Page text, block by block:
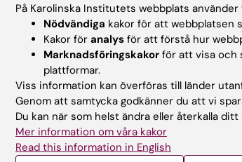
Dr Beatrice Kennedy
Uppsala Universitet
Institutionen för Medicinska
Molekylär Epidemiologi
Tags
Doktorand Öron-
På Karolinska Institutets webbplats
Nödvändiga kakor för att webbplatsen
Kakor för analys för att förstå hur
Marknadsföringskakor för att visa och
plattformar.
Viss information kan överföras till länder
Genom att samtycka godkänner du att vi
Du kan när som helst ändra eller återkalla
Mer information om våra kakor
Read this information in English